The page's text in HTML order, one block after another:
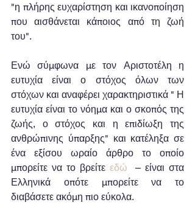
"η πλήρης ευχαρίστηση και ικανοποίηση
που αισθάνεται κάποιος από τη ζωή
του".
Ενώ σύμφωνα με τον Αριστοτέλη η
ευτυχία είναι ο στόχος όλων των
στόχων και αναφέρει χαρακτηριστικά " Η
ευτυχία είναι το νόημα και ο σκοπός της
ζωής, ο στόχος και η επιδίωξη της
ανθρώπινης ύπαρξης" και κατέληξα σε
ένα εξίσου ωραίο άρθρο το οποίο
μπορείτε να το βρείτε εδώ
  – είναι στα
Ελληνικά οπότε μπορείτε να το
διαβάσετε ακόμη πιο εύκολα.